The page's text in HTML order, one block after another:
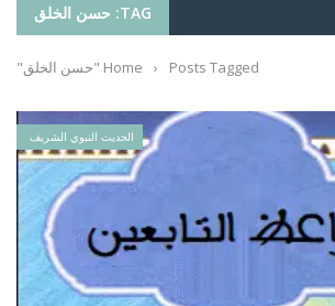
TAG: حسن الخلق
Home › Posts Tagged "حسن الخلق"
الحديث النبوي الشريف